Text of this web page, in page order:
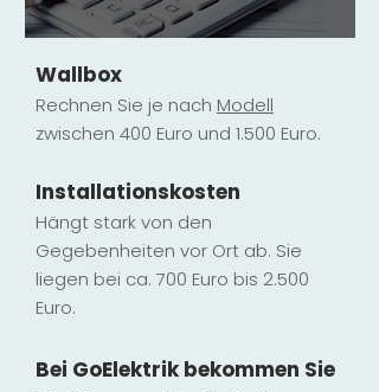
Wallbox
Rechnen Sie je nach Modell
zwischen 400 Euro und 1.500 Euro.
Installationskosten
Hängt stark von den
Gegebenheiten vor Ort ab. Sie
liegen bei ca. 700 Euro bis 2.500
Euro.
Bei GoElektrik bekommen Sie